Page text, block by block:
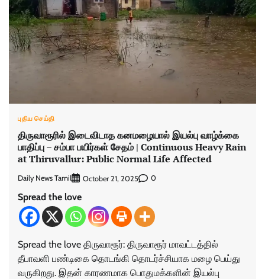
புதிய செய்தி
திருவாரூரில் இடைவிடாத கனமழையால் இயல்பு வாழ்க்கை
பாதிப்பு – சம்பா பயிர்கள் சேதம் | Continuous Heavy Rain
at Thiruvallur: Public Normal Life Affected
Daily News Tamil October 21, 2025 0
Spread the love
Spread the love திருவாரூர்: திருவாரூர் மாவட்டத்தில்
தீபாவளி பண்டிகை தொடங்கி தொடர்ச்சியாக மழை பெய்து
வருகிறது. இதன் காரணமாக பொதுமக்களின் இயல்பு